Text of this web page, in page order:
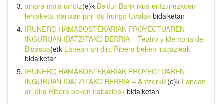
ainara maia urrotz(e)k Beldur Barik ikus-entzunezkoen
lehiaketa martxan jarri du Irungo Udalak bidalketan
IRUNERO HAMABOSTEKARIAK PROYECTUAREN
INGURUAN IDATZITAKO BERRIA – Teatro y Memoria del
Bidasoa(e)k Lanean ari dira Ribera beken irabazleak
bidalketan
IRUNERO HAMABOSTEKARIAK PROYECTUAREN
INGURUAN IDATZITAKO BERRIA – AntzerkiZ(e)k Lanean
ari dira Ribera beken irabazleak bidalketan